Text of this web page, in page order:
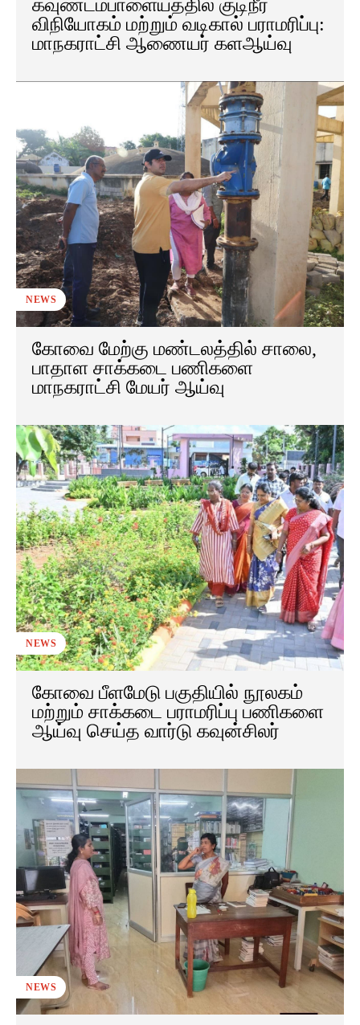
கவுண்டம்பாளையத்தில் குடிநீர்
விநியோகம் மற்றும் வடிகால் பராமரிப்பு:
மாநகராட்சி ஆணையர் களஆய்வு
NEWS
கோவை மேற்கு மண்டலத்தில் சாலை,
பாதாள சாக்கடை பணிகளை
மாநகராட்சி மேயர் ஆய்வு
NEWS
கோவை பீளமேடு பகுதியில் நூலகம்
மற்றும் சாக்கடை பராமரிப்பு பணிகளை
ஆய்வு செய்த வார்டு கவுன்சிலர்
NEWS